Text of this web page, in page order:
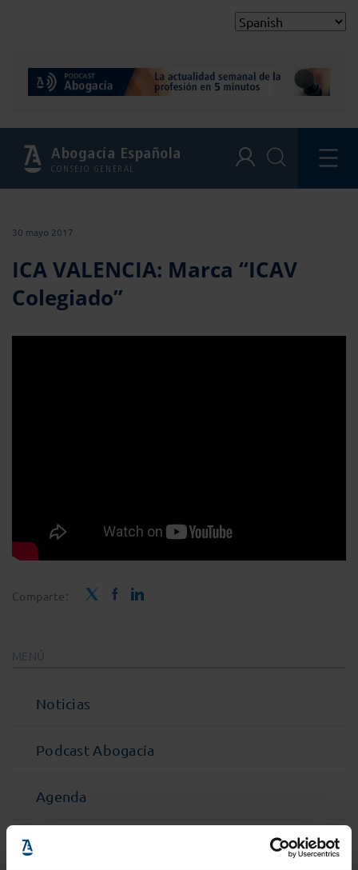
Abogacía Española
CONSEJO GENERAL
30 mayo 2017
ICA VALENCIA: Marca “ICAV
Colegiado”
Comparte:
MENÚ
Noticias
Podcast Abogacía
Agenda